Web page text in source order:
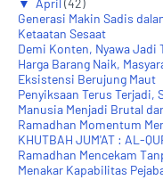
▼ April(42)
Generasi Makin Sadis
Ketaatan Sesaat
Demi Konten, Nyawa Jadi
Harga Barang Naik,
Eksistensi Berujung Maut
Penyiksaan Terus Terjadi,
Manusia Menjadi Brutal
Ramadhan Momentum
KHUTBAH JUM'AT : AL-
Ramadhan Mencekam
Menakar Kapabilitas